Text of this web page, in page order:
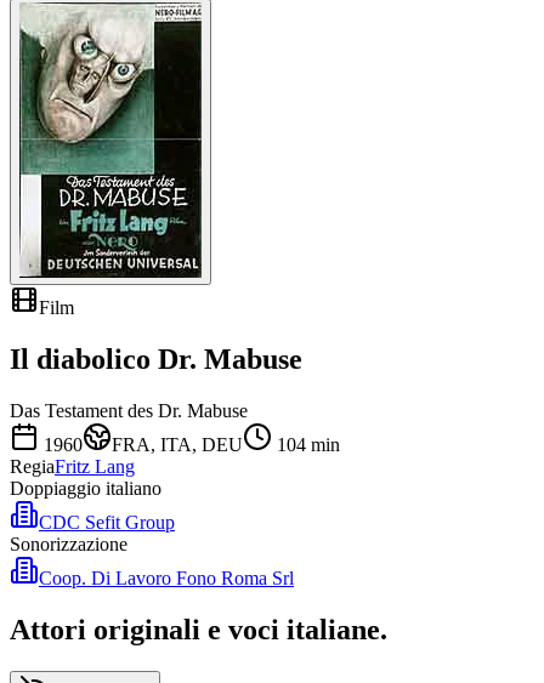
Film
Il diabolico Dr. Mabuse
Das Testament des Dr. Mabuse
1960
FRA, ITA, DEU 104 min
RegiaFritz Lang
Doppiaggio italiano
CDC Sefit Group
Sonorizzazione
Coop. Di Lavoro Fono Roma Srl
Attori originali e voci italiane.